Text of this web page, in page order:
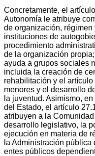
Concretamente, el
Autonomía le atribuye
de organización,
instituciones de
procedimiento
de la organización
ayuda a grupos sociales
incluida la creación de
rehabilitación y el
menores y el desarrollo
la juventud. Asimismo,
del Estado, el artículo
atribuyen a la
desarrollo legislativo, la
ejecución en materia de
la Administración
entes públicos